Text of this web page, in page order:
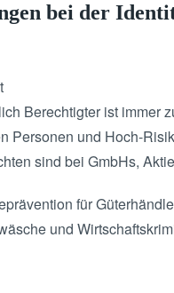
bei der
Berechtigter ist immer
Personen und Hoch-
sind bei GmbHs,
für
und